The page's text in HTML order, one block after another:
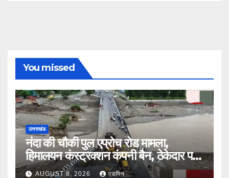
You missed
उत्तराखंड
नंदा की चौकी पुल एप्रोच रोड मामला,
हिमालयन कंस्ट्रक्शन कंपनी बैन, ठेकेदार पर
भी एक्शन
AUGUST 8, 2026 एडमिन